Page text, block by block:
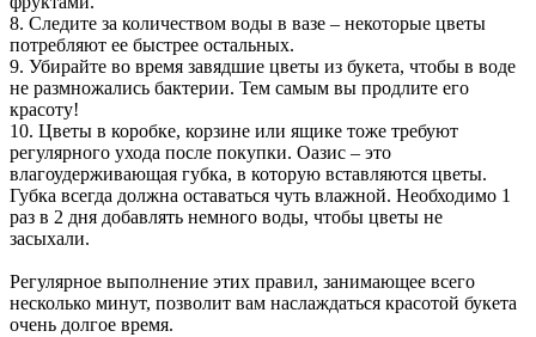
8. Следите за количеством воды в вазе – некоторые цветы
потребляют ее быстрее остальных.
9. Убирайте во время завядшие цветы из букета, чтобы в воде
не размножались бактерии. Тем самым вы продлите его
красоту!
10. Цветы в коробке, корзине или ящике тоже требуют
регулярного ухода после покупки. Оазис – это
влагоудерживающая губка, в которую вставляются цветы.
Губка всегда должна оставаться чуть влажной. Необходимо 1
раз в 2 дня добавлять немного воды, чтобы цветы не
засыхали.
Регулярное выполнение этих правил, занимающее всего
несколько минут, позволит вам наслаждаться красотой букета
очень долгое время.